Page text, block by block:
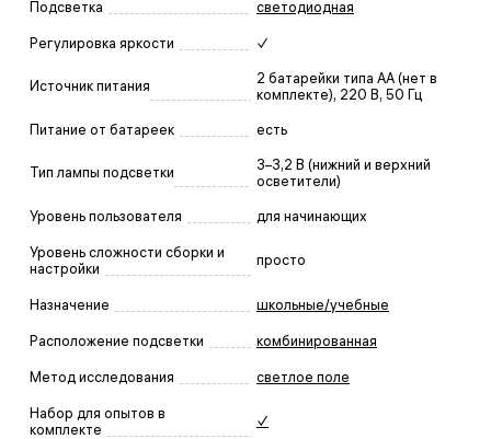
Подсветка светодиодная
Регулировка яркости ✓
Источник питания
2 батарейки типа AA (нет в
комплекте), 220 В, 50 Гц
Питание от батареек есть
Тип лампы подсветки
3–3,2 В (нижний и верхний
осветители)
Уровень пользователя для начинающих
Уровень сложности сборки и
настройки
просто
Назначение школьные/учебные
Расположение подсветки комбинированная
Метод исследования светлое поле
Набор для опытов в
комплекте
✓